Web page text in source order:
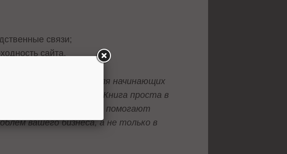
связи;
сайта.
– отличное пособие для начинающих
Analytics 360. – Книга проста в
Практические кейсы помогают
вашего бизнеса, а не только в